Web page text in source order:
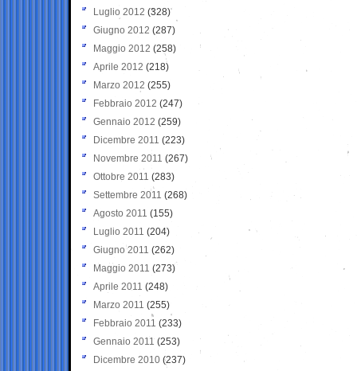
Luglio 2012 (328)
Giugno 2012 (287)
Maggio 2012 (258)
Aprile 2012 (218)
Marzo 2012 (255)
Febbraio 2012 (247)
Gennaio 2012 (259)
Dicembre 2011 (223)
Novembre 2011 (267)
Ottobre 2011 (283)
Settembre 2011 (268)
Agosto 2011 (155)
Luglio 2011 (204)
Giugno 2011 (262)
Maggio 2011 (273)
Aprile 2011 (248)
Marzo 2011 (255)
Febbraio 2011 (233)
Gennaio 2011 (253)
Dicembre 2010 (237)